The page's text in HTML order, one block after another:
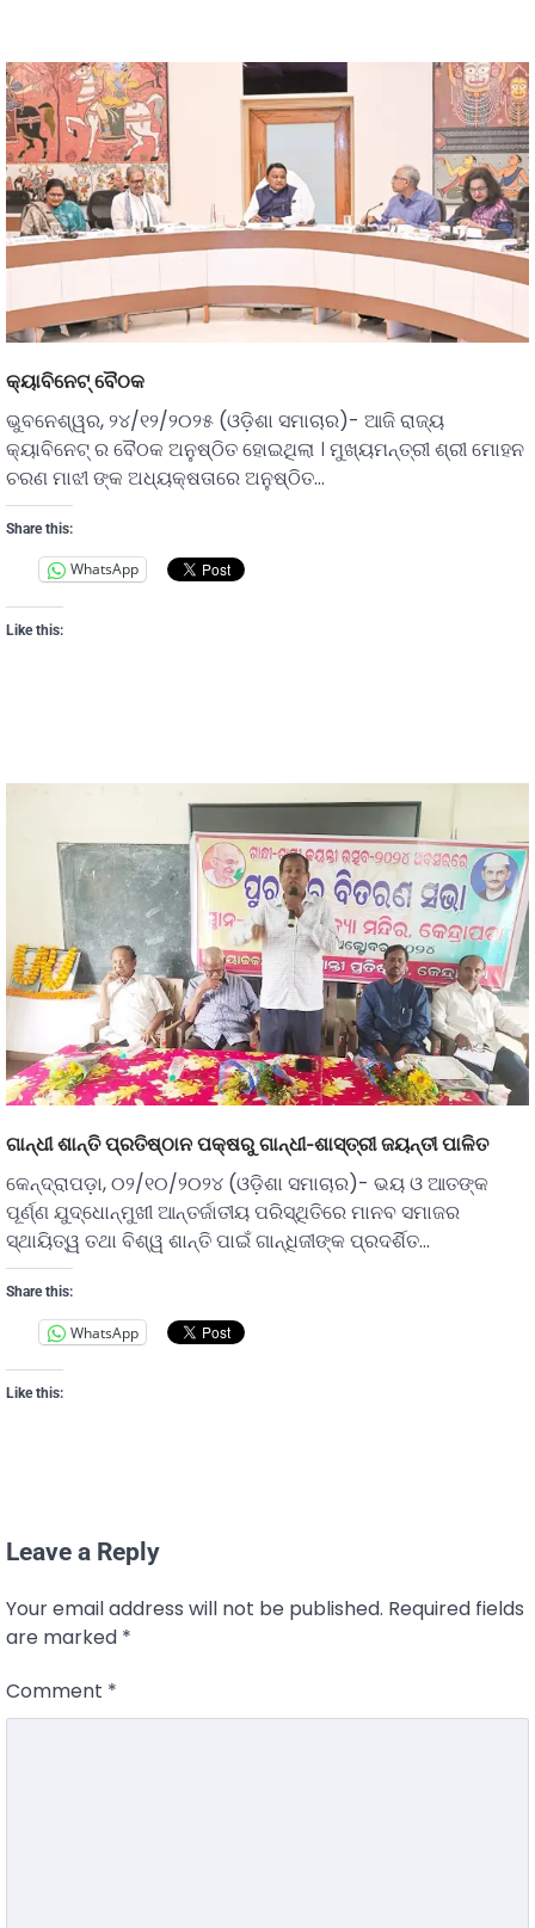
କ୍ୟାବିନେଟ୍ ବୈଠକ
ଭୁବନେଶ୍ୱର, ୨୪/୧୨/୨୦୨୫ (ଓଡ଼ିଶା ସମାଚାର)- ଆଜି ରାଜ୍ୟ
କ୍ୟାବିନେଟ୍ ର ବୈଠକ ଅନୁଷ୍ଠିତ ହୋଇଥିଲା । ମୁଖ୍ୟମନ୍ତ୍ରୀ ଶ୍ରୀ ମୋହନ
ଚରଣ ମାଝୀ ଙ୍କ ଅଧ୍ୟକ୍ଷତାରେ ଅନୁଷ୍ଠିତ…
Share this:
WhatsApp
Like this:
ଗାନ୍ଧୀ ଶାନ୍ତି ପ୍ରତିଷ୍ଠାନ ପକ୍ଷରୁ ଗାନ୍ଧୀ-ଶାସ୍ତ୍ରୀ ଜୟନ୍ତୀ ପାଳିତ
କେନ୍ଦ୍ରାପଡ଼ା, ୦୨/୧୦/୨୦୨୪ (ଓଡ଼ିଶା ସମାଚାର)- ଭୟ ଓ ଆତଙ୍କ
ପୂର୍ଣ୍ଣ ଯୁଦ୍ଧୋନ୍ମୁଖୀ ଆନ୍ତର୍ଜାତୀୟ ପରିସ୍ଥିତିରେ ମାନବ ସମାଜର
ସ୍ଥାୟିତ୍ୱ ତଥା ବିଶ୍ୱ ଶାନ୍ତି ପାଇଁ ଗାନ୍ଧିଜୀଙ୍କ ପ୍ରଦର୍ଶିତ…
Share this:
WhatsApp
Like this:
Leave a Reply
Your email address will not be published. Required fields
are marked *
Comment *